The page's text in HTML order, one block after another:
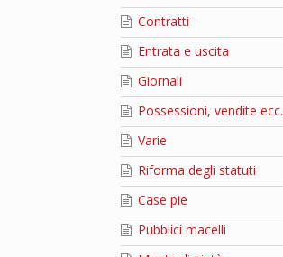
Contratti
Entrata e uscita
Giornali
Possessioni, vendite ecc.
Varie
Riforma degli statuti
Case pie
Pubblici macelli